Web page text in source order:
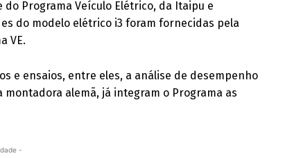
Programa Veículo Elétrico, da Itaipu e
do modelo elétrico i3 foram fornecidas pela
VE.
e ensaios, entre eles, a análise de desempenho
alemã, já integram o Programa as
-